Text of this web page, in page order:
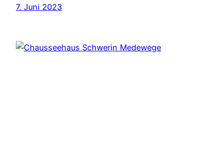
7. Juni 2023